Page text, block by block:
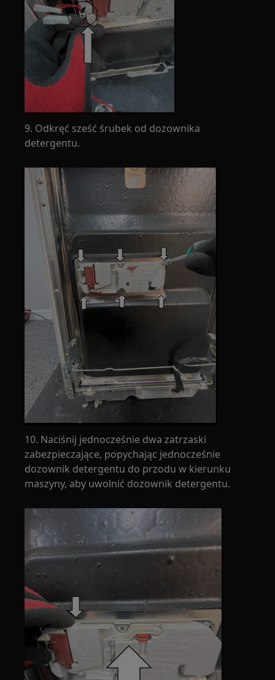
9. Odkręć sześć śrubek od dozownika
detergentu.
10. Naciśnij jednocześnie dwa zatrzaski
zabezpieczające, popychając jednocześnie
dozownik detergentu do przodu w kierunku
maszyny, aby uwolnić dozownik detergentu.